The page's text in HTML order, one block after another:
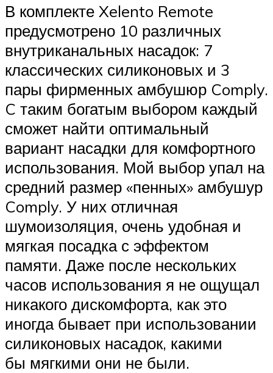
В комплекте Xelento Remote
предусмотрено 10 различных
внутриканальных насадок: 7
классических силиконовых и 3
пары фирменных амбушюр Comply.
C таким богатым выбором каждый
сможет найти оптимальный
вариант насадки для комфортного
использования. Мой выбор упал на
средний размер «пенных» амбушур
Comply. У них отличная
шумоизоляция, очень удобная и
мягкая посадка с эффектом
памяти. Даже после нескольких
часов использования я не ощущал
никакого дискомфорта, как это
иногда бывает при использовании
силиконовых насадок, какими
бы мягкими они не были.